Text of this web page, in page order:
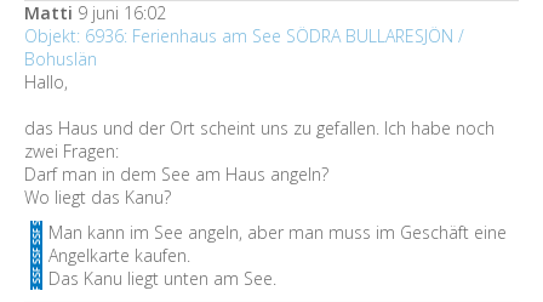
Matti 9 juni 16:02
Objekt: 6936: Ferienhaus am See SÖDRA BULLARESJÖN /
Bohuslän
Hallo,
das Haus und der Ort scheint uns zu gefallen. Ich habe noch
zwei Fragen:
Darf man in dem See am Haus angeln?
Wo liegt das Kanu?
Man kann im See angeln, aber man muss im Geschäft eine
Angelkarte kaufen.
Das Kanu liegt unten am See.